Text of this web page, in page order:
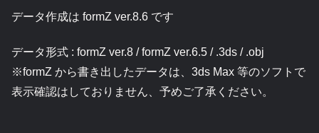
データ作成は formZ ver.8.6 です
データ形式 : formZ ver.8 / formZ ver.6.5 / .3ds / .obj
※formZ から書き出したデータは、3ds Max 等のソフトで
表示確認はしておりません、予めご了承ください。